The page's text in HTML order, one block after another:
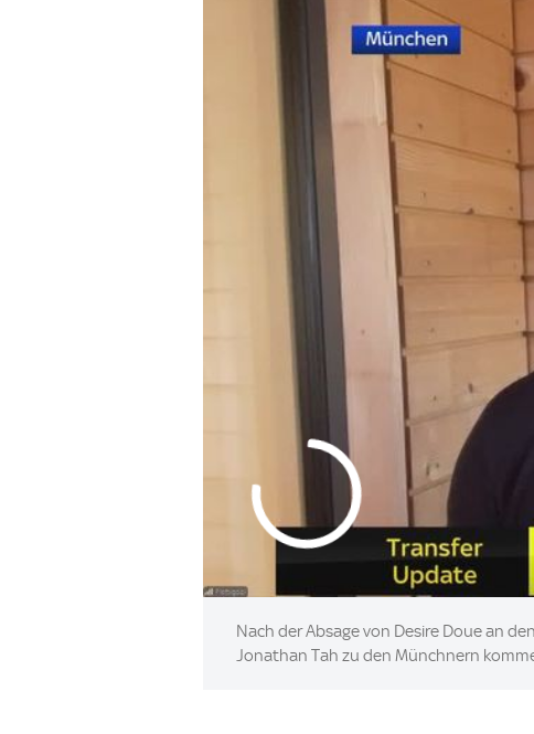
Nach der Absage von Desire Doue an
Jonathan Tah zu den Münchnern